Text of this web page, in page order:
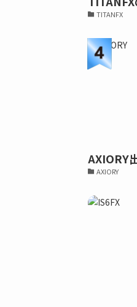
TITANFX
AXIORY
AXIORY